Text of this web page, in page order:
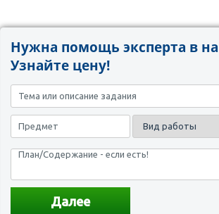
Нужна помощь эксперта в
Узнайте цену!